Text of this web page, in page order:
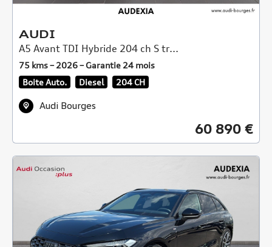
AUDI
A5 Avant TDI Hybride 204 ch S tr...
75 kms – 2026 – Garantie 24 mois
Boite Auto.
Diesel 204 CH
Audi Bourges
60 890 €